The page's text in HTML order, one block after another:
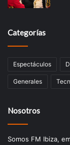
Categorías
Espectáculos
Generales
Nosotros
Somos FM Ibiza,